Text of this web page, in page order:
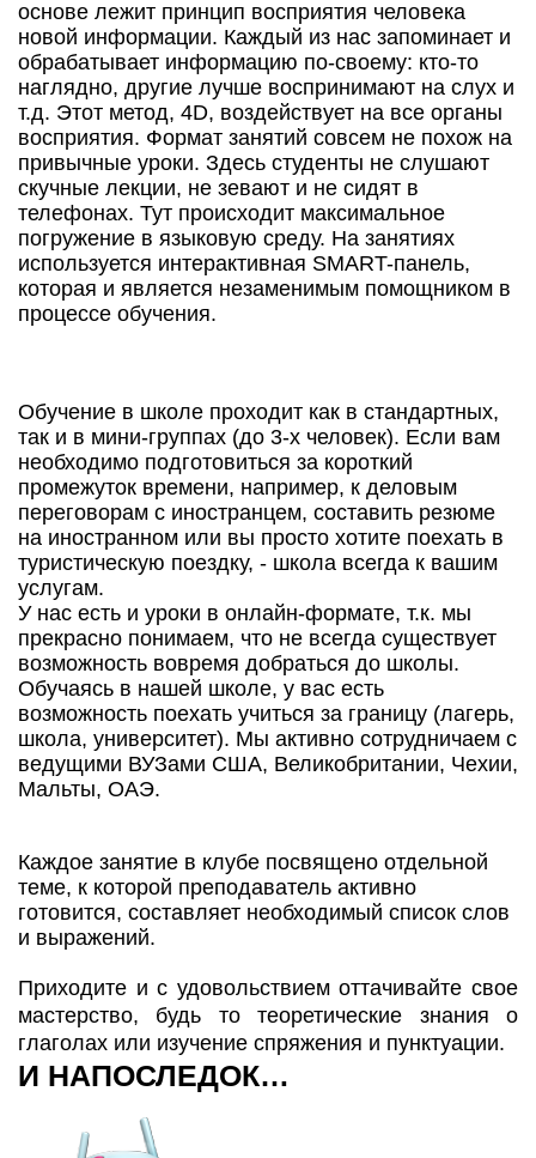
основе лежит принцип восприятия человека
новой информации. Каждый из нас запоминает и
обрабатывает информацию по-своему: кто-то
наглядно, другие лучше воспринимают на слух и
т.д. Этот метод, 4D, воздействует на все органы
восприятия. Формат занятий совсем не похож на
привычные уроки. Здесь студенты не слушают
скучные лекции, не зевают и не сидят в
телефонах. Тут происходит максимальное
погружение в языковую среду. На занятиях
используется интерактивная SMART-панель,
которая и является незаменимым помощником в
процессе обучения.
Обучение в школе проходит как в стандартных,
так и в мини-группах (до 3-х человек). Если вам
необходимо подготовиться за короткий
промежуток времени, например, к деловым
переговорам с иностранцем, составить резюме
на иностранном или вы просто хотите поехать в
туристическую поездку, - школа всегда к вашим
услугам.
У нас есть и уроки в онлайн-формате, т.к. мы
прекрасно понимаем, что не всегда существует
возможность вовремя добраться до школы.
Обучаясь в нашей школе, у вас есть
возможность поехать учиться за границу (лагерь,
школа, университет). Мы активно сотрудничаем с
ведущими ВУЗами США, Великобритании, Чехии,
Мальты, ОАЭ.
Каждое занятие в клубе посвящено отдельной
теме, к которой преподаватель активно
готовится, составляет необходимый список слов
и выражений.
Приходите и с удовольствием оттачивайте свое
мастерство, будь то теоретические знания о
глаголах или изучение спряжения и пунктуации.
И НАПОСЛЕДОК…